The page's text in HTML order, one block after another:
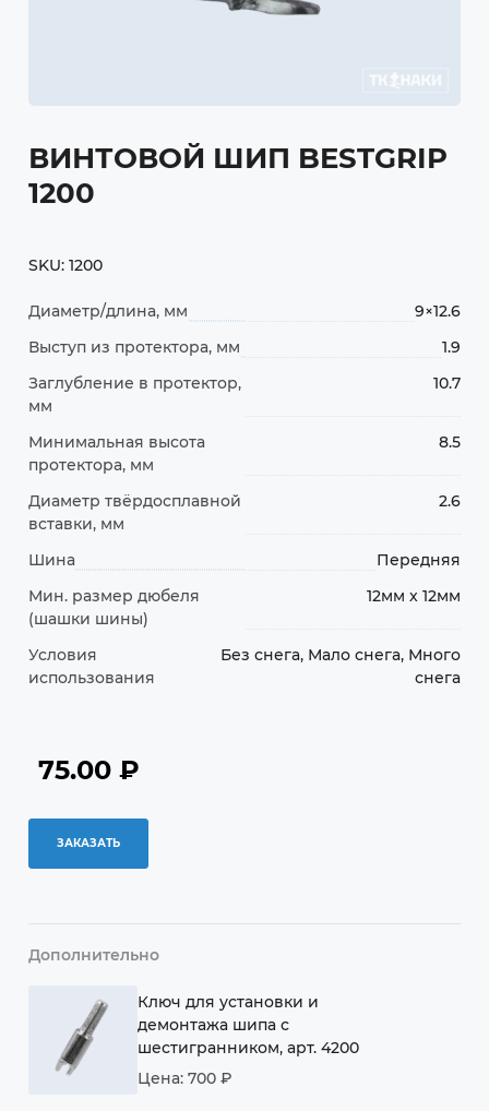
ВИНТОВОЙ ШИП BESTGRIP
1200
SKU: 1200
Диаметр/длина, мм
9×12.6
Выступ из протектора, мм
1.9
Заглубление в протектор,
мм
10.7
Минимальная высота
протектора, мм
8.5
Диаметр твёрдосплавной
вставки, мм
2.6
Шина
Передняя
Мин. размер дюбеля
(шашки шины)
12мм x 12мм
Условия
использования
Без снега, Мало снега, Много
снега
75.00 ₽
ЗАКАЗАТЬ
Дополнительно
Ключ для установки и
демонтажа шипа с
шестигранником, арт. 4200
Цена: 700 ₽